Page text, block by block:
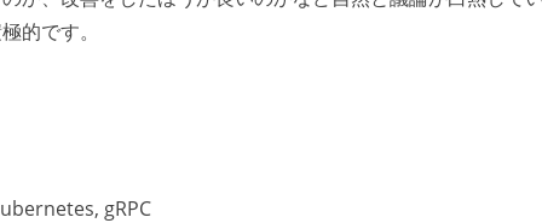
的です。
gRPC